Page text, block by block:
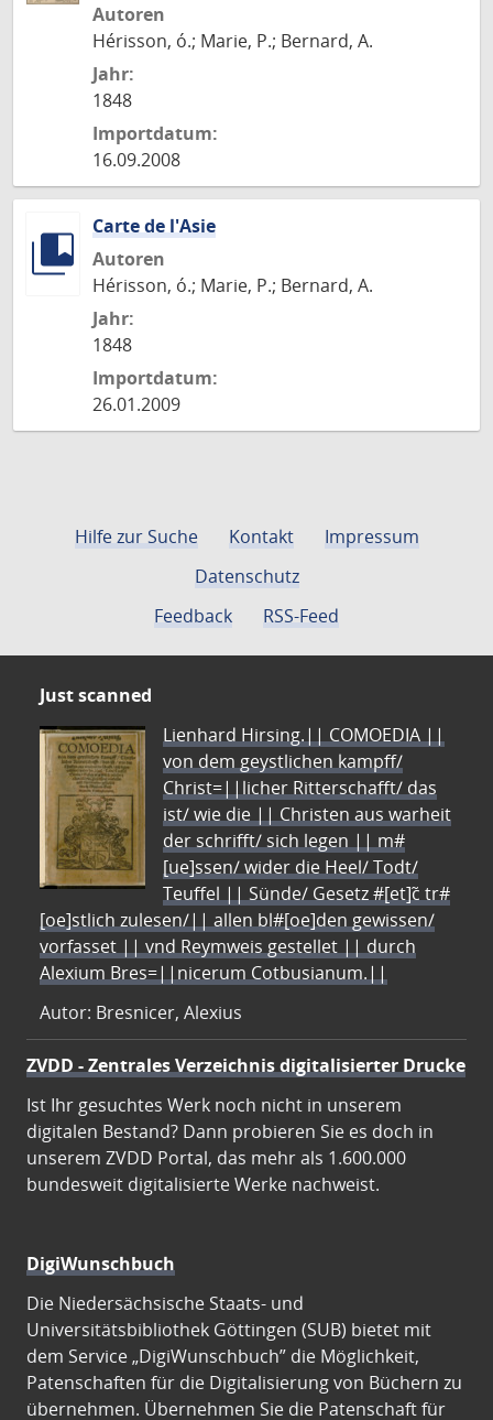
Autoren
Hérisson, ó.; Marie, P.; Bernard, A.
Jahr:
1848
Importdatum:
16.09.2008
Carte de l'Asie
Autoren
Hérisson, ó.; Marie, P.; Bernard, A.
Jahr:
1848
Importdatum:
26.01.2009
Hilfe zur Suche Kontakt
Impressum
Datenschutz
Feedback
RSS-Feed
Just scanned
Lienhard Hirsing.|| COMOEDIA ||
von dem geystlichen kampff/
Christ=||licher Ritterschafft/ das
ist/ wie die || Christen aus warheit
der schrifft/ sich legen || m#
[ue]ssen/ wider die Heel/ Todt/
Teuffel || Sünde/ Gesetz #[et]c̃ tr#
[oe]stlich zulesen/|| allen bl#[oe]den gewissen/
vorfasset || vnd Reymweis gestellet || durch
Alexium Bres=||nicerum Cotbusianum.||
Autor: Bresnicer, Alexius
ZVDD - Zentrales Verzeichnis digitalisierter Drucke
Ist Ihr gesuchtes Werk noch nicht in unserem
digitalen Bestand? Dann probieren Sie es doch in
unserem ZVDD Portal, das mehr als 1.600.000
bundesweit digitalisierte Werke nachweist.
DigiWunschbuch
Die Niedersächsische Staats- und
Universitätsbibliothek Göttingen (SUB) bietet mit
dem Service „DigiWunschbuch” die Möglichkeit,
Patenschaften für die Digitalisierung von Büchern zu
übernehmen. Übernehmen Sie die Patenschaft für